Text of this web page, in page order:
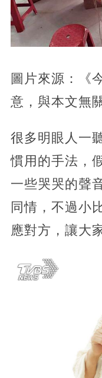
圖片來源：《
意，與本文無關
很多明眼人一
慣用的手法，
一些哭哭的聲
同情，不過小
應對方， 讓大